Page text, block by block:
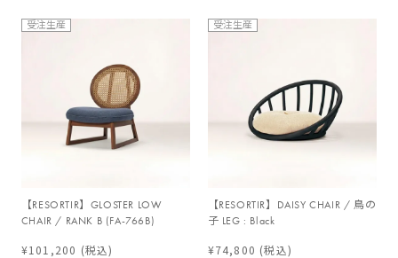
受注生産
【RESORTIR】GLOSTER LOW
CHAIR / RANK B (FA-766B)
¥101,200 (税込)
受注生産
【RESORTIR】DAISY CHAIR / 鳥の
子 LEG : Black
¥74,800 (税込)